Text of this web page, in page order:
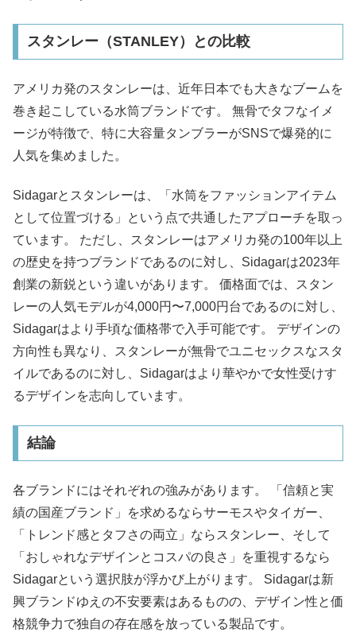
スタンレー（STANLEY）との比較
アメリカ発のスタンレーは、近年日本でも大きなブームを
巻き起こしている水筒ブランドです。 無骨でタフなイメ
ージが特徴で、特に大容量タンブラーがSNSで爆発的に
人気を集めました。
Sidagarとスタンレーは、「水筒をファッションアイテム
として位置づける」という点で共通したアプローチを取っ
ています。 ただし、スタンレーはアメリカ発の100年以上
の歴史を持つブランドであるのに対し、Sidagarは2023年
創業の新鋭という違いがあります。 価格面では、スタン
レーの人気モデルが4,000円〜7,000円台であるのに対し、
Sidagarはより手頃な価格帯で入手可能です。 デザインの
方向性も異なり、スタンレーが無骨でユニセックスなスタ
イルであるのに対し、Sidagarはより華やかで女性受けす
るデザインを志向しています。
結論
各ブランドにはそれぞれの強みがあります。 「信頼と実
績の国産ブランド」を求めるならサーモスやタイガー、
「トレンド感とタフさの両立」ならスタンレー、そして
「おしゃれなデザインとコスパの良さ」を重視するなら
Sidagarという選択肢が浮かび上がります。 Sidagarは新
興ブランドゆえの不安要素はあるものの、デザイン性と価
格競争力で独自の存在感を放っている製品です。